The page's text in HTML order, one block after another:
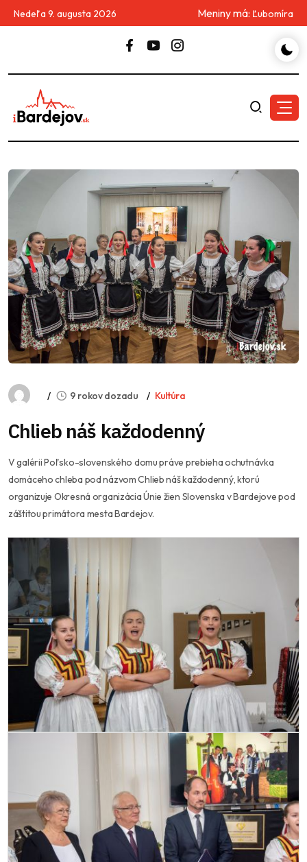
Nedeľa 9. augusta 2026 Meniny má: Ľubomíra
9 rokov dozadu Kultúra
Chlieb náš každodenný
V galérii Poľsko-slovenského domu práve prebieha ochutnávka
domáceho chleba pod názvom Chlieb náš každodenný, ktorú
organizuje Okresná organizácia Únie žien Slovenska v Bardejove pod
záštitou primátora mesta Bardejov.